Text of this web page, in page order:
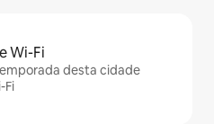
Wi-Fi
desta cidade
Fi